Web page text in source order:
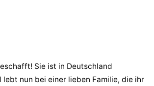
Sie ist in Deutschland
lebt nun bei einer lieben Familie, die ihr